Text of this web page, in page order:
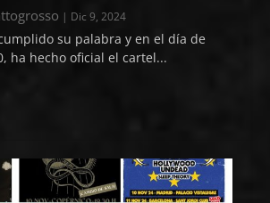
| Dic 9, 2024
cumplido su palabra y en el día de
ha hecho oficial el cartel...